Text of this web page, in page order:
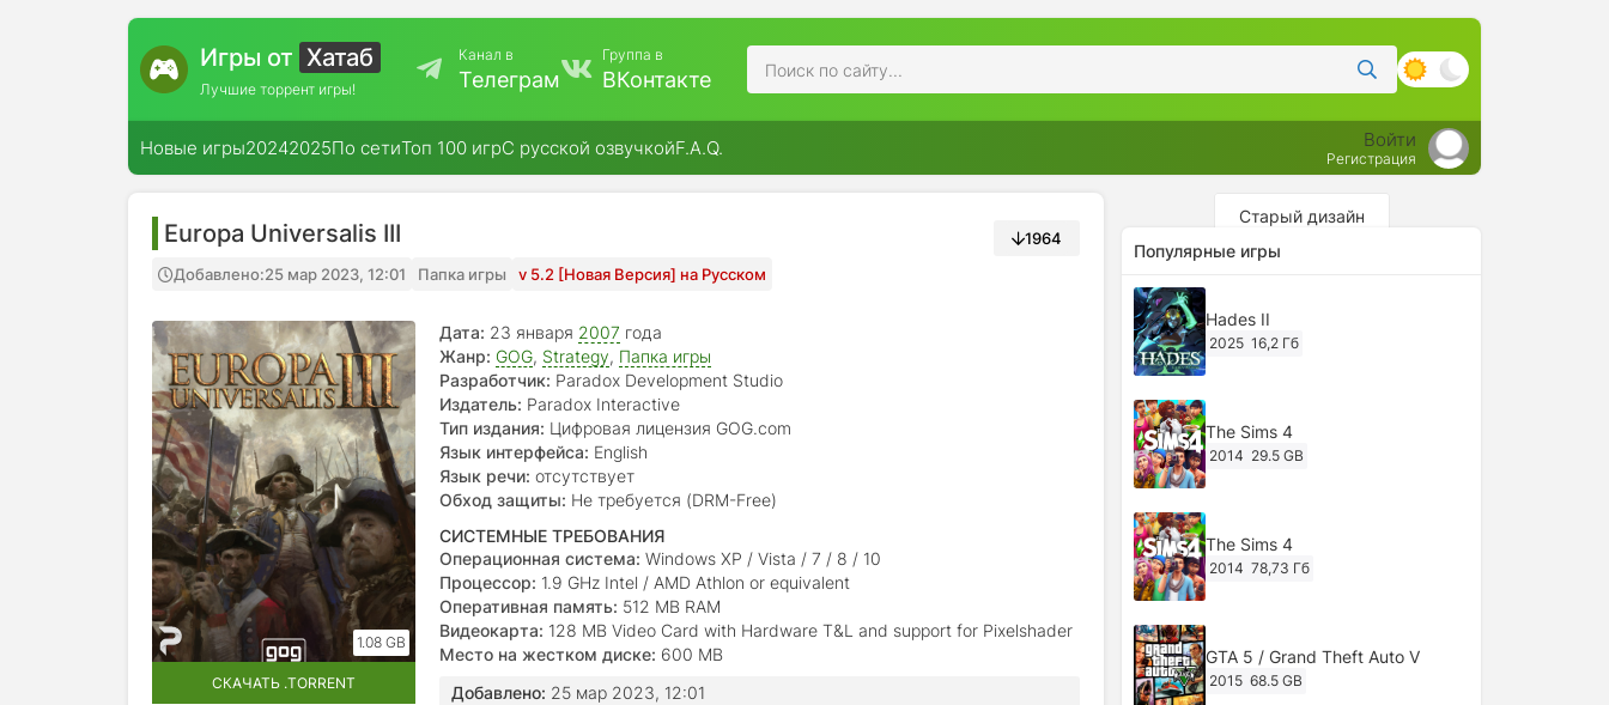
Игры от Хатаб
Лучшие торрент игры!
Канал в
Телеграм
Группа в
ВКонтакте
Новые игры20242025По сетиТоп 100 игрС русской озвучкойF.A.Q. Войти
Регистрация
Europa Universalis III
Добавлено:25 мар 2023, 12:01 Папка игры v 5.2 [Новая Версия] на Русском
1964
1.08 GB
СКАЧАТЬ .TORRENT
Дата: 23 января 2007 года
Жанр: GOG, Strategy, Папка игры
Разработчик: Paradox Development Studio
Издатель: Paradox Interactive
Тип издания: Цифровая лицензия GOG.com
Язык интерфейса: English
Язык речи: отсутствует
Обход защиты: Не требуется (DRM-Free)
СИСТЕМНЫЕ ТРЕБОВАНИЯ
Операционная система: Windows XP / Vista / 7 / 8 / 10
Процессор: 1.9 GHz Intel / AMD Athlon or equivalent
Оперативная память: 512 MB RAM
Видеокарта: 128 MB Video Card with Hardware T&L and support for Pixelshader
2.0 or better
Место на жестком диске: 600 MB
Добавлено: 25 мар 2023, 12:01
Старый дизайн
Популярные игры
Hades II
2025 16,2 Гб
The Sims 4
2014 29.5 GB
The Sims 4
2014 78,73 Гб
GTA 5 / Grand Theft Auto V
2015 68.5 GB